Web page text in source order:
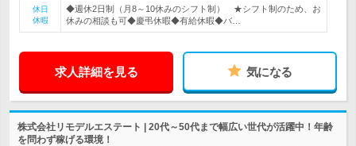
休日
休暇
◆週休2日制（月8～10休みのシフト制） ★シフト制のため、お
休みの相談も可◆慶弔休暇◆有給休暇◆バ…
求人詳細を見る 気になる
株式会社リモデルエステート | 20代～50代まで幅広い世代が活躍中！年齢
を問わず稼げる環境！